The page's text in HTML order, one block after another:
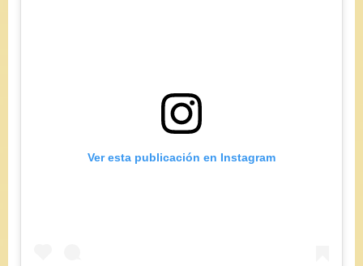
Ver esta publicación en Instagram